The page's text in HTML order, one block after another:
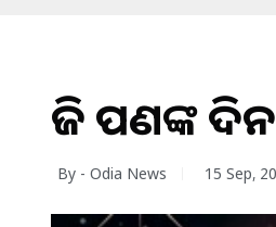
ଆଜି ଆପଣଙ୍କ
By - Odia News 15 Sep,